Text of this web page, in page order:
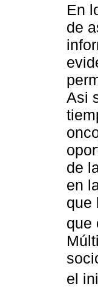
En
de
Asi
de
en
que
que
el